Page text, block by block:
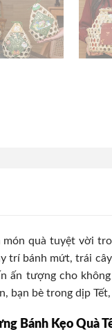
quà tuyệt vời
trí bánh mứt, trái
ấn tượng cho
bạn bè trong dịp
Bánh Kẹo Quà